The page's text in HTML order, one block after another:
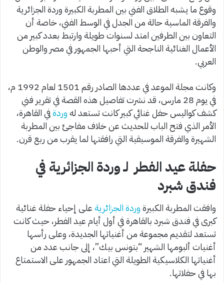
وقوع ما يشبه الطلاق الفني بين المطربة الكبيرة وردة الجزائرية
والفرقة الماسية حالة من الجدل في الوسط الفني، خاصة أن
التعاون بين الطرفين امتد لسنوات طويلة وارتبط بعدد كبير من
الأعمال الغنائية الناجحة التي أحبها الجمهور في مصر والوطن
العربي.
وكانت مجلة الموعد في عددها الصادر رقم 1501 لعام 1992 م،
في يوم 28 مارس، قد نشرت تفاصيل هذه القصة في تقرير فني
كشف كواليس حفل غنائي كبير كانت تستعد لهوردةفي القاهرة،
الأمر الذي فتح الباب للحديث عن خلاف مفاجئ بين المطربة
الشهيرة والفرقة الموسيقية التي رافقتها لما يقرب من ربع قرن.
حفلة عيد الفطر لـ وردة الجزائرية في
فندق شبرد
وافقت المطربة الكبيرةوردة الجزائريةعلى إحياء حفلة غنائية
كبرى في فندق شبرد بالقاهرة في أول أيام عيد الفطر، حيث كانت
تستعد لتقديم مجموعة من أغنياتها الجديدة، وعلى رأسها
أغنيات ألبومها الشهير “بتونس بيك”، إلى جانب عدد من
أغنياتها الكلاسيكية الطويلة التي اعتاد الجمهور على الاستمتاع
بها في حفلاتها.